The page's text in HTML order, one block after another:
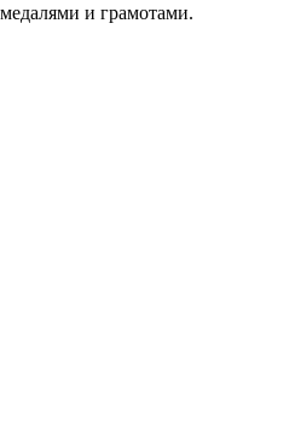
и грамотами.